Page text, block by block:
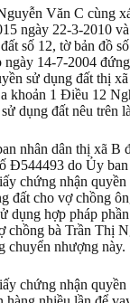
Văn C cùng
ngày 22-3-2010
số 12, tờ bản đồ
ngày 14-7-2004
sử dụng đất thị
khoản 1 Điều 12
dụng đất nêu trên
nhân dân thị xã
Đ544493 do Ủy
chứng nhận
đất cho vợ chồng
dụng hợp pháp
chồng bà Trần Thị
chuyển nhượng này.
chứng nhận